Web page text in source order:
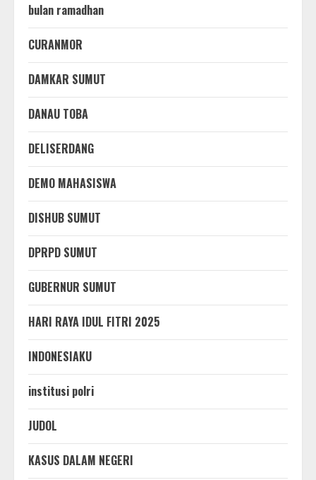
bulan ramadhan
CURANMOR
DAMKAR SUMUT
DANAU TOBA
DELISERDANG
DEMO MAHASISWA
DISHUB SUMUT
DPRPD SUMUT
GUBERNUR SUMUT
HARI RAYA IDUL FITRI 2025
INDONESIAKU
institusi polri
JUDOL
KASUS DALAM NEGERI